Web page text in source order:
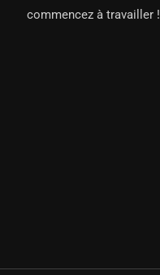
commencez à travailler !